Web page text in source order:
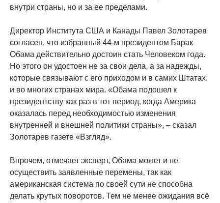
внутри страны, но и за ее пределами.
Директор Института США и Канады Павел Золотарев
согласен, что избранный 44-м президентом Барак
Обама действительно достоин стать Человеком года.
Но этого он удостоен не за свои дела, а за надежды,
которые связывают с его приходом и в самих Штатах,
и во многих странах мира. «Обама подошел к
президентству как раз в тот период, когда Америка
оказалась перед необходимостью изменения
внутренней и внешней политики страны», – сказал
Золотарев газете «Взгляд».
Впрочем, отмечает эксперт, Обама может и не
осуществить заявленные перемены, так как
американская система по своей сути не способна
делать крутых поворотов. Тем не менее ожидания всё